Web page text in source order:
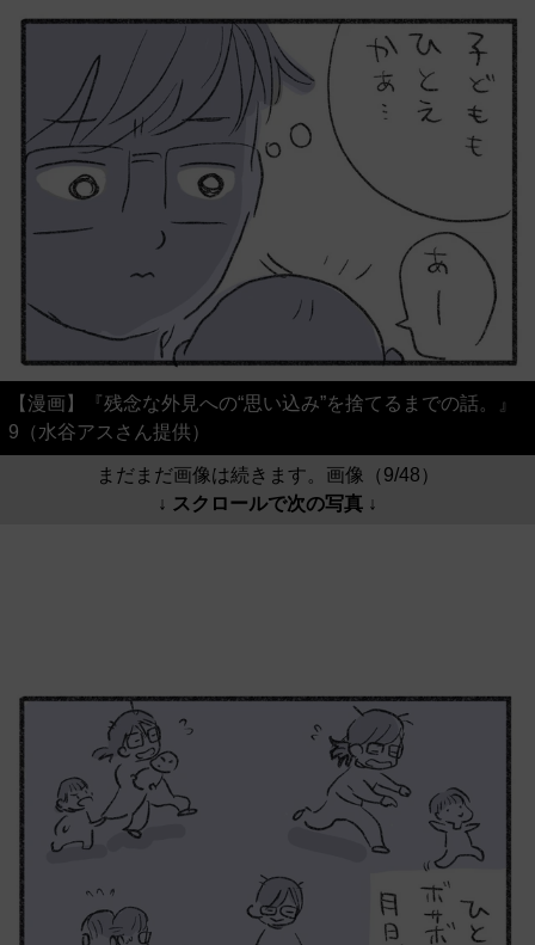
【漫画】『残念な外見への“思い込み”を捨てるまでの話。』
9（水谷アスさん提供）
まだまだ画像は続きます。画像（9/48）
↓ スクロールで次の写真 ↓